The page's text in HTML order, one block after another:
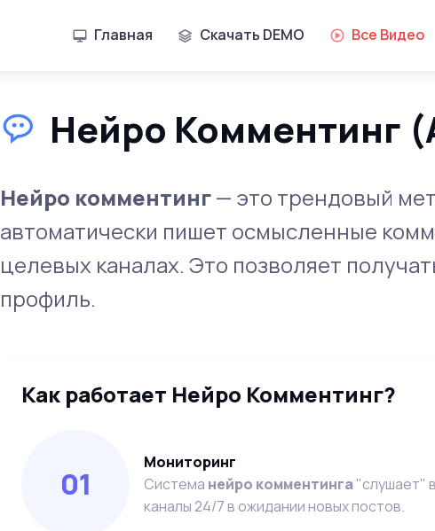
Главная Скачать DEMO Все Видео
Нейро Комментинг
Нейро комментинг— это трендовый
автоматически пишет осмысленные
целевых каналах. Это позволяет
профиль.
Как работает Нейро Комментинг?
01
Мониторинг
Система нейро комментинга"слушает"
каналы 24/7 в ожидании новых постов.